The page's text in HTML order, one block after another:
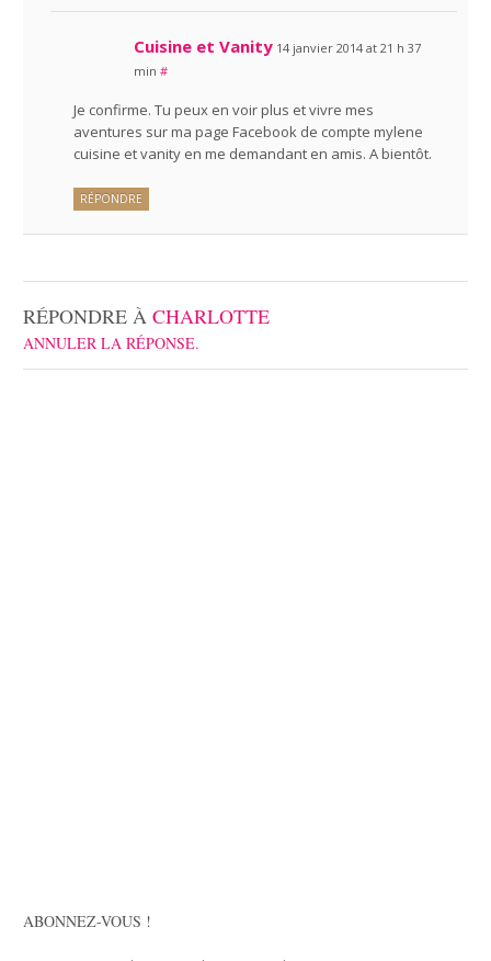
Cuisine et Vanity 14 janvier 2014 at 21 h 37
min #
Je confirme. Tu peux en voir plus et vivre mes
aventures sur ma page Facebook de compte mylene
cuisine et vanity en me demandant en amis. A bientôt.
RÉPONDRE
RÉPONDRE ÀCHARLOTTE
ANNULER LA RÉPONSE.
ABONNEZ-VOUS !